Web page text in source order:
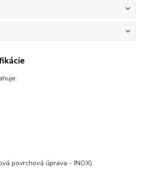
povrchová úprava - INOX).